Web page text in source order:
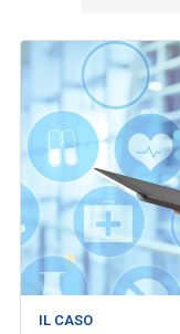
IL CASO